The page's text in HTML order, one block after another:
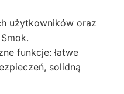
użytkowników oraz
funkcje: łatwe
solidną